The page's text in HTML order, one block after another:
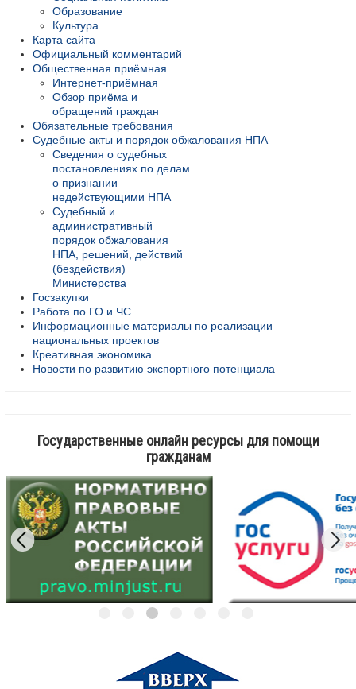
Образование
Культура
Карта сайта
Официальный комментарий
Общественная приёмная
Интернет-приёмная
Обзор приёма и
обращений граждан
Обязательные требования
Судебные акты и порядок обжалования НПА
Сведения о судебных
постановлениях по делам
о признании
недействующими НПА
Судебный и
административный
порядок обжалования
НПА, решений, действий
(бездействия)
Министерства
Госзакупки
Работа по ГО и ЧС
Информационные материалы по реализации
национальных проектов
Креативная экономика
Новости по развитию экспортного потенциала
Государственные онлайн ресурсы для помощи
гражданам